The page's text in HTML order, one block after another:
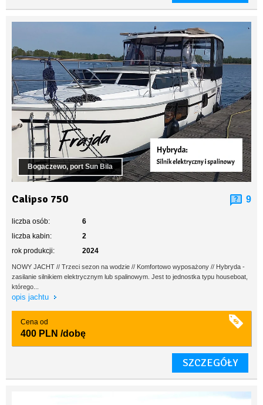
Bogaczewo, port Sun Bila
Calipso 750 9
liczba osób:
6
liczba kabin:
2
rok produkcji:
2024
NOWY JACHT // Trzeci sezon na wodzie // Komfortowo wyposażony // Hybryda -
zasilanie silnikiem elektrycznym lub spalinowym. Jest to jednostka typu houseboat,
którego...
opis jachtu
Cena od
400 PLN /dobę
SZCZEGÓŁY